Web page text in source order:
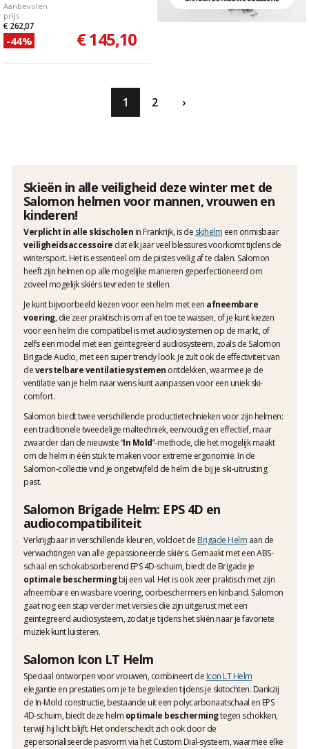
Aanbevolen
prijs
€ 262,07
-44% € 145,10
1 2 ›
Skieën in alle veiligheid deze winter met de
Salomon helmen voor mannen, vrouwen en
kinderen!
Verplicht in alle skischolen in Frankrijk, is de skihelm een onmisbaar
veiligheidsaccessoire dat elk jaar veel blessures voorkomt tijdens de
wintersport. Het is essentieel om de pistes veilig af te dalen. Salomon
heeft zijn helmen op alle mogelijke manieren geperfectioneerd om
zoveel mogelijk skiërs tevreden te stellen.
Je kunt bijvoorbeeld kiezen voor een helm met een afneembare
voering, die zeer praktisch is om af en toe te wassen, of je kunt kiezen
voor een helm die compatibel is met audiosystemen op de markt, of
zelfs een model met een geïntegreerd audiosysteem, zoals de Salomon
Brigade Audio, met een super trendy look. Je zult ook de effectiviteit van
deverstelbare ventilatiesystemen ontdekken, waarmee je de
ventilatie van je helm naar wens kunt aanpassen voor een uniek ski-
comfort.
Salomon biedt twee verschillende productietechnieken voor zijn helmen:
een traditionele tweedelige maltechniek, eenvoudig en effectief, maar
zwaarder dan de nieuwste “In Mold”-methode, die het mogelijk maakt
om de helm in één stuk te maken voor extreme ergonomie. In de
Salomon-collectie vind je ongetwijfeld de helm die bij je ski-uitrusting
past.
Salomon Brigade Helm: EPS 4D en
audiocompatibiliteit
Verkrijgbaar in verschillende kleuren, voldoet de Brigade Helm aan de
verwachtingen van alle gepassioneerde skiërs. Gemaakt met een ABS-
schaal en schokabsorberend EPS 4D-schuim, biedt de Brigade je
optimale beschermingbij een val. Het is ook zeer praktisch met zijn
afneembare en wasbare voering, oorbeschermers en kinband. Salomon
gaat nog een stap verder met versies die zijn uitgerust met een
geïntegreerd audiosysteem, zodat je tijdens het skiën naar je favoriete
muziek kunt luisteren.
Salomon Icon LT Helm
Speciaal ontworpen voor vrouwen, combineert de Icon LT Helm
elegantie en prestaties om je te begeleiden tijdens je skitochten. Dankzij
de In-Mold constructie, bestaande uit een polycarbonaatschaal en EPS
4D-schuim, biedt deze helm optimale beschermingtegen schokken,
terwijl hij licht blijft. Het onderscheidt zich ook door de
gepersonaliseerde pasvorm via het Custom Dial-systeem, waarmee elke